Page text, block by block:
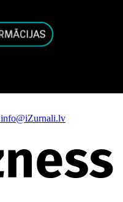
info@iZurnali.lv